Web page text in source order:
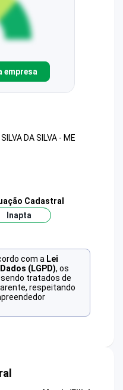
empresa
DA SILVA - ME
Cadastral
Inapta
com a Lei
(LGPD), os
tratados de
respeitando